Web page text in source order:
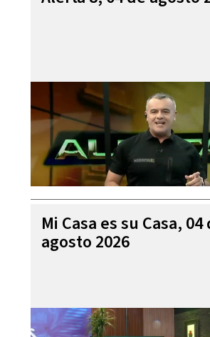
Mi Casa es su Casa, 04
agosto 2026